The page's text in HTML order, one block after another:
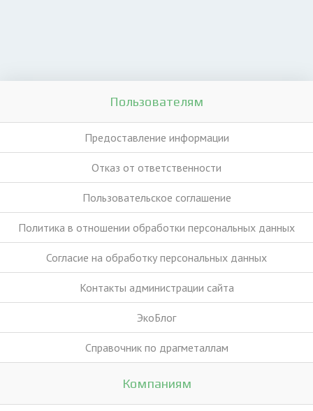
Пользователям
Предоставление информации
Отказ от ответственности
Пользовательское соглашение
Политика в отношении обработки персональных данных
Согласие на обработку персональных данных
Контакты администрации сайта
ЭкоБлог
Справочник по драгметаллам
Компаниям